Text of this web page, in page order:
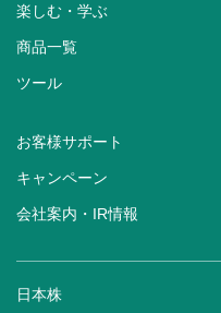
楽しむ・学ぶ
商品一覧
ツール
お客様サポート
キャンペーン
会社案内・IR情報
日本株